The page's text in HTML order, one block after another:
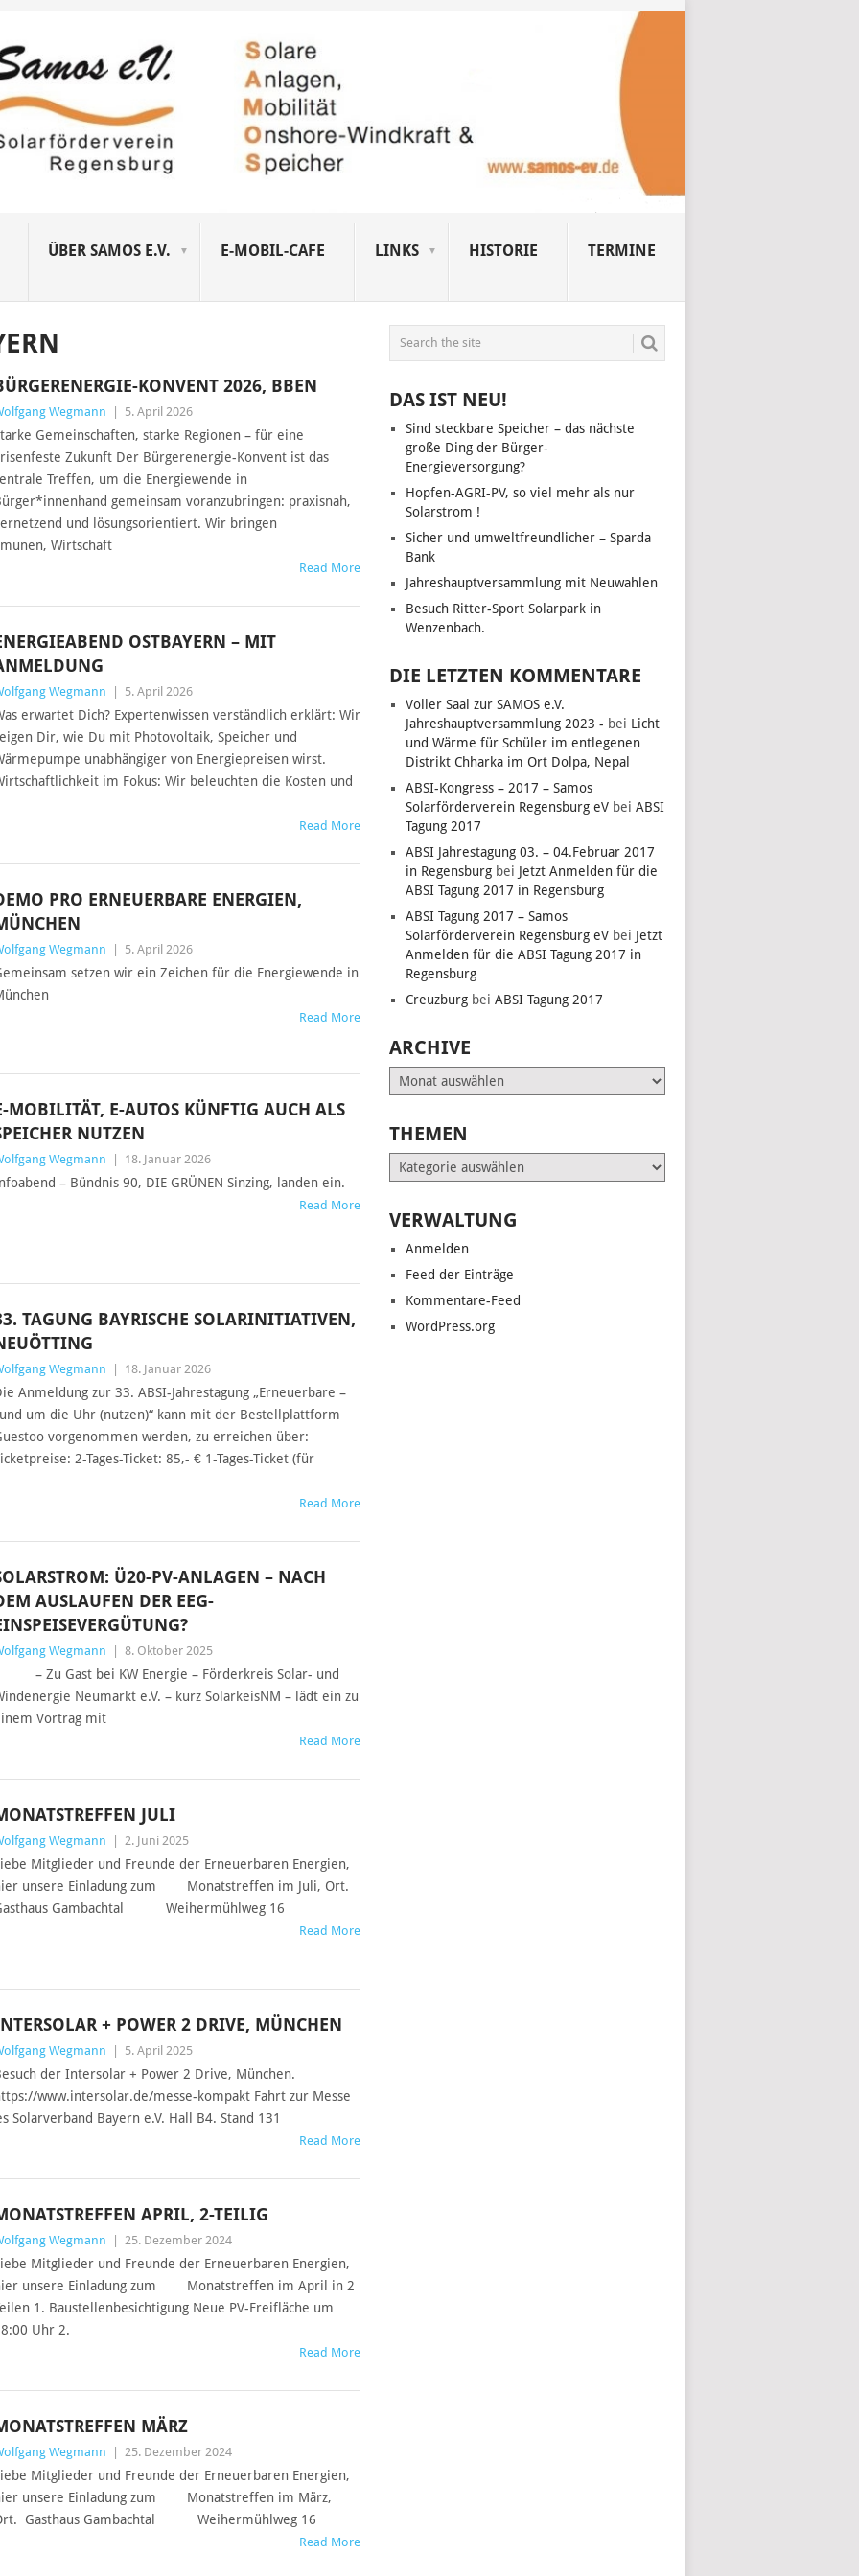
ÜBER SAMOS E.V. E-MOBIL-CAFE LINKS HISTORIE TERMINE
KONVENT 2026, BBEN
Wegmann | 5. April 2026
Gemeinschaften, starke Regionen – für eine
Zukunft Der Bürgerenergie-Konvent ist das
Treffen, um die Energiewende in
gemeinsam voranzubringen: praxisnah,
und lösungsorientiert. Wir bringen
Wirtschaft
Read More
OSTBAYERN – MIT
Wegmann | 5. April 2026
erwartet Dich? Expertenwissen verständlich erklärt: Wir
Dir, wie Du mit Photovoltaik, Speicher und
unabhängiger von Energiepreisen wirst.
im Fokus: Wir beleuchten die Kosten und
Read More
PRO ERNEUERBARE ENERGIEN,
Wegmann | 5. April 2026
setzen wir ein Zeichen für die Energiewende in
Read More
MOBILITÄT, E-AUTOS KÜNFTIG AUCH ALS
NUTZEN
Wegmann | 18. Januar 2026
– Bündnis 90, DIE GRÜNEN Sinzing, landen ein.
Read More
TAGUNG BAYRISCHE SOLARINITIATIVEN,
Wegmann | 18. Januar 2026
Anmeldung zur 33. ABSI-Jahrestagung „Erneuerbare –
um die Uhr (nutzen)“ kann mit der Bestellplattform
vorgenommen werden, zu erreichen über:
2-Tages-Ticket: 85,- € 1-Tages-Ticket (für
Read More
Ü20-PV-ANLAGEN – NACH
AUSLAUFEN DER EEG-
Wegmann | 8. Oktober 2025
Zu Gast bei KW Energie – Förderkreis Solar- und
Neumarkt e.V. – kurz SolarkeisNM – lädt ein zu
Vortrag mit
Read More
JULI
Wegmann | 2. Juni 2025
Mitglieder und Freunde der Erneuerbaren Energien,
unsere Einladung zum Monatstreffen im Juli, Ort.
Gambachtal Weihermühlweg 16
Read More
+ POWER 2 DRIVE, MÜNCHEN
Wegmann | 5. April 2025
der Intersolar + Power 2 Drive, München.
www.intersolar.de/messe-kompakt Fahrt zur Messe
Solarverband Bayern e.V. Hall B4. Stand 131
Read More
APRIL, 2-TEILIG
Wegmann | 25. Dezember 2024
Mitglieder und Freunde der Erneuerbaren Energien,
unsere Einladung zum Monatstreffen im April in 2
1. Baustellenbesichtigung Neue PV-Freifläche um
Uhr 2.
Read More
MÄRZ
Wegmann | 25. Dezember 2024
Mitglieder und Freunde der Erneuerbaren Energien,
unsere Einladung zum Monatstreffen im März,
Gasthaus Gambachtal Weihermühlweg 16
Read More
DAS IST NEU!
Sind steckbare Speicher – das nächste
große Ding der Bürger-
Energieversorgung?
Hopfen-AGRI-PV, so viel mehr als nur
Solarstrom !
Sicher und umweltfreundlicher – Sparda
Bank
Jahreshauptversammlung mit Neuwahlen
Besuch Ritter-Sport Solarpark in
Wenzenbach.
DIE LETZTEN KOMMENTARE
Voller Saal zur SAMOS e.V.
Jahreshauptversammlung 2023 - bei Licht
und Wärme für Schüler im entlegenen
Distrikt Chharka im Ort Dolpa, Nepal
ABSI-Kongress – 2017 – Samos
Solarförderverein Regensburg eV beiABSI
Tagung 2017
ABSI Jahrestagung 03. – 04.Februar 2017
in Regensburg bei Jetzt Anmelden für die
ABSI Tagung 2017 in Regensburg
ABSI Tagung 2017 – Samos
Solarförderverein Regensburg eV bei Jetzt
Anmelden für die ABSI Tagung 2017 in
Regensburg
Creuzburg beiABSI Tagung 2017
ARCHIVE
Archive
THEMEN
Themen
VERWALTUNG
Anmelden
Feed der Einträge
Kommentare-Feed
WordPress.org